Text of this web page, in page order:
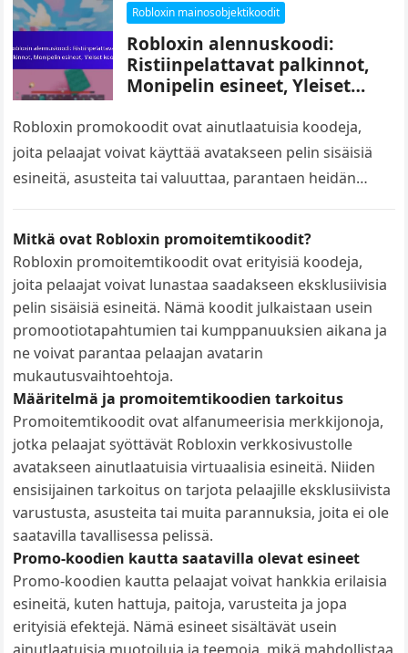
parantaa pelaajakokemusta esineillä…
Robloxin mainosobjektikoodit
Robloxin alennuskoodi:
Ristiinpelattavat palkinnot,
Monipelin esineet, Yleiset
Robloxin promokoodit ovat ainutlaatuisia koodeja,
joita pelaajat voivat käyttää avatakseen pelin sisäisiä
esineitä, asusteita tai valuuttaa, parantaen heidän
tarjoavat monialustaisia palkintoja, jolloin pelaajat…
Mitkä ovat Robloxin promoitemtikoodit?
Robloxin promoitemtikoodit ovat erityisiä koodeja,
joita pelaajat voivat lunastaa saadakseen eksklusiivisia
pelin sisäisiä esineitä. Nämä koodit julkaistaan usein
promootiotapahtumien tai kumppanuuksien aikana ja
ne voivat parantaa pelaajan avatarin
mukautusvaihtoehtoja.
Määritelmä ja promoitemtikoodien tarkoitus
Promoitemtikoodit ovat alfanumeerisia merkkijonoja,
jotka pelaajat syöttävät Robloxin verkkosivustolle
avatakseen ainutlaatuisia virtuaalisia esineitä. Niiden
ensisijainen tarkoitus on tarjota pelaajille eksklusiivista
varustusta, asusteita tai muita parannuksia, joita ei ole
saatavilla tavallisessa pelissä.
Promo-koodien kautta saatavilla olevat esineet
Promo-koodien kautta pelaajat voivat hankkia erilaisia
esineitä, kuten hattuja, paitoja, varusteita ja jopa
erityisiä efektejä. Nämä esineet sisältävät usein